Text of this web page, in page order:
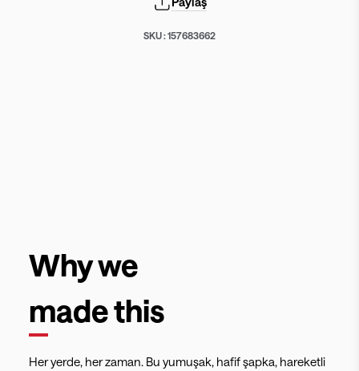
SKU :157683662
Why we
made this
Her yerde, her zaman. Bu yumuşak, hafif şapka, hareketli